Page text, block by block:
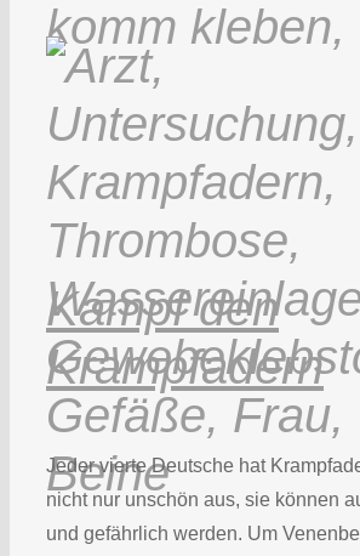
Kampf den
Krampfadern
Jeder vierte Deutsche hat
nicht nur unschön aus, sie können
und gefährlich werden. Um